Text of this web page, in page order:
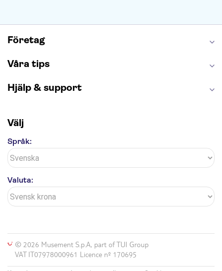
Företag
Våra tips
Hjälp & support
Välj
Språk:
Valuta:
© 2026 Musement S.p.A, part of TUI Group
VAT IT07978000961 Licence nº 170695